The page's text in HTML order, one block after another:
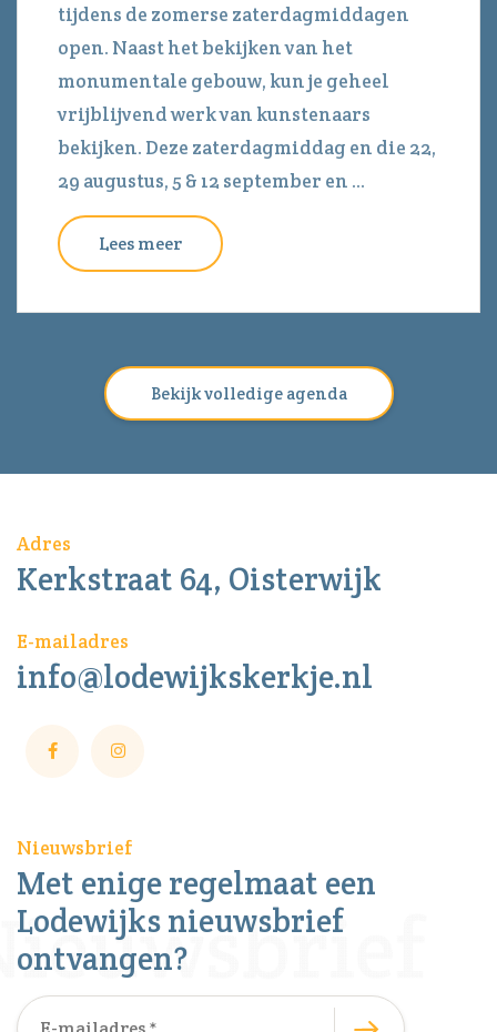
tijdens de zomerse zaterdagmiddagen
open. Naast het bekijken van het
monumentale gebouw, kun je geheel
vrijblijvend werk van kunstenaars
bekijken. Deze zaterdagmiddag en die 22,
29 augustus, 5 & 12 september en ...
Lees meer
Bekijk volledige agenda
Adres
Kerkstraat 64, Oisterwijk
E-mailadres
info@lodewijkskerkje.nl
Nieuwsbrief
Met enige regelmaat een
Lodewijks nieuwsbrief
ontvangen?